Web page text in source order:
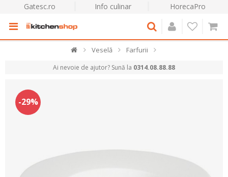
Gatesc.ro Info culinar HorecaPro
Veselă Farfurii
Ai nevoie de ajutor? Sună la 0314.08.88.88
-29%